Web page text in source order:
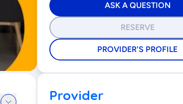
ASK A QUESTION
RESERVE
PROVIDER'S PROFILE
Provider